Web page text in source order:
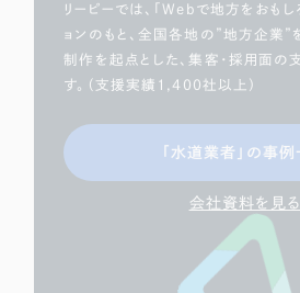
リーピーでは、「Webで地方をおもし
ョンのもと、全国各地の”地方企業”
制作を起点とした、集客・採用面の
す。（支援実績1,400社以上）
「水道業者」の事
会社資料を見る